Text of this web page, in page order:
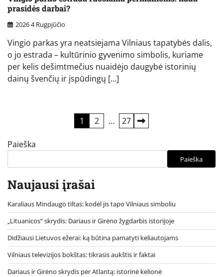
prasidės darbai?
2026 4 Rugpjūčio
Vingio parkas yra neatsiejama Vilniaus tapatybės dalis,
o jo estrada – kultūrinio gyvenimo simbolis, kuriame
per kelis dešimtmečius nuaidėjo daugybė istorinių
dainų švenčių ir įspūdingų […]
puslapiavimas
1 2 … 27
Paieška
Paieška
Naujausi įrašai
Karaliaus Mindaugo tiltas: kodėl jis tapo Vilniaus simboliu
„Lituanicos“ skrydis: Dariaus ir Girėno žygdarbis istorijoje
Didžiausi Lietuvos ežerai: ką būtina pamatyti keliautojams
Vilniaus televizijos bokštas: tikrasis aukštis ir faktai
Dariaus ir Girėno skrydis per Atlantą: istorinė kelionė